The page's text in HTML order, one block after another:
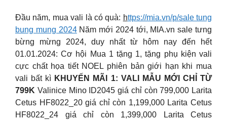
Đầu năm, mua vali là có quà: https://mia.vn/p/sale tung
bung mung 2024Năm mới 2024 tới, MIA.vn sale tưng
bừng mừng 2024, duy nhất từ hôm nay đến hết
01.01.2024: Cơ hội Mua 1 tặng 1, tặng phụ kiện vali
cực chất họa tiết NOEL phiên bản giới hạn khi mua
vali bất kì KHUYẾN MÃI 1: VALI MẪU MỚI CHỈ TỪ
799K Valinice Mino ID2045 giá chỉ còn 799,000 Larita
Cetus HF8022_20 giá chỉ còn 1,199,000 Larita Cetus
HF8022_24 giá chỉ còn 1,399,000 Larita Cetus